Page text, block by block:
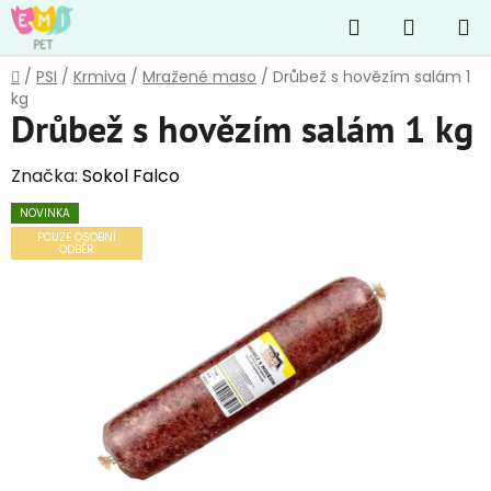
Přejít
na
obsah
Hledat
KOŠÍK
Domů
/ PSI / Krmiva / Mražené maso / Drůbež s hovězím salám 1
kg
Drůbež s hovězím salám 1 kg
Značka: Sokol Falco
NOVINKA
POUZE OSOBNÍ
ODBĚR